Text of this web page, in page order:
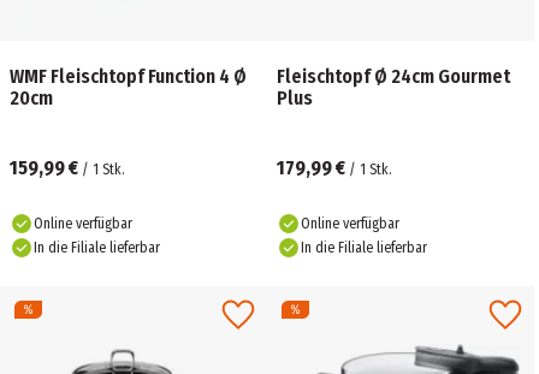
WMF Fleischtopf Function 4 Ø
20cm
159,99 € / 1 Stk.
Online verfügbar
In die Filiale lieferbar
Fleischtopf Ø 24cm Gourmet
Plus
179,99 € / 1 Stk.
Online verfügbar
In die Filiale lieferbar